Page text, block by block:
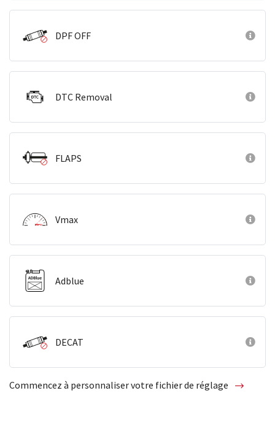
DPF OFF
DTC Removal
FLAPS
Vmax
Adblue
DECAT
Commencez à personnaliser votre fichier de réglage